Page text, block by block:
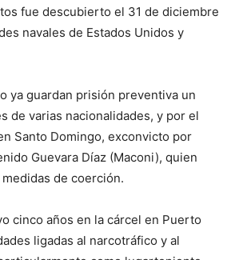
fue descubierto el 31 de diciembre
navales de Estados Unidos y
ya guardan prisión preventiva un
de varias nacionalidades, y por el
Santo Domingo, exconvicto por
Guevara Díaz (Maconi), quien
de coerción.
cinco años en la cárcel en Puerto
ligadas al narcotráfico y al